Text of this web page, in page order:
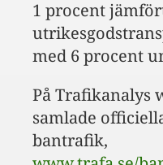
1 procent
med 6 procent
På Trafikanalys
samlade
bantrafik,